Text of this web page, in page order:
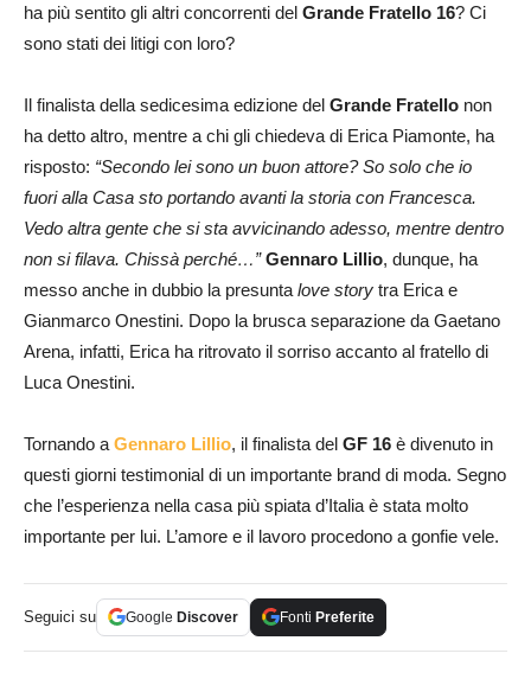
ha più sentito gli altri concorrenti del Grande Fratello 16? Ci
sono stati dei litigi con loro?
Il finalista della sedicesima edizione del Grande Fratello non
ha detto altro, mentre a chi gli chiedeva di Erica Piamonte, ha
risposto: “Secondo lei sono un buon attore? So solo che io
fuori alla Casa sto portando avanti la storia con Francesca.
Vedo altra gente che si sta avvicinando adesso, mentre dentro
non si filava. Chissà perché…”Gennaro Lillio, dunque, ha
messo anche in dubbio la presunta love story tra Erica e
Gianmarco Onestini. Dopo la brusca separazione da Gaetano
Arena, infatti, Erica ha ritrovato il sorriso accanto al fratello di
Luca Onestini.
Tornando a Gennaro Lillio, il finalista del GF 16 è divenuto in
questi giorni testimonial di un importante brand di moda. Segno
che l’esperienza nella casa più spiata d’Italia è stata molto
importante per lui. L’amore e il lavoro procedono a gonfie vele.
Seguici su Google Discover Fonti Preferite